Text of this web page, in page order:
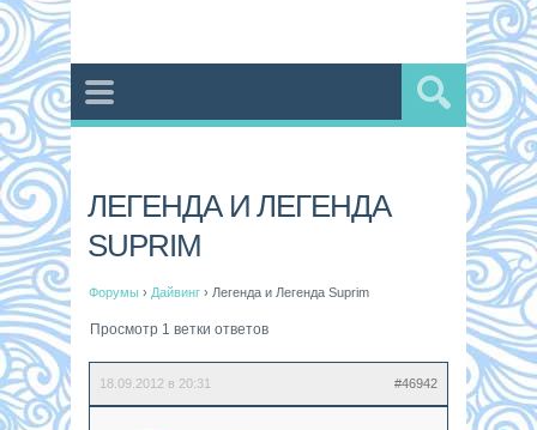
ЛЕГЕНДА И ЛЕГЕНДА
SUPRIM
Форумы › Дайвинг › Легенда и Легенда Suprim
Просмотр 1 ветки ответов
18.09.2012 в 20:31 #46942